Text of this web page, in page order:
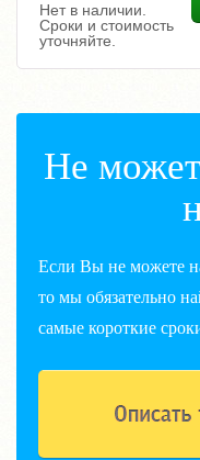
Нет в наличии.
Сроки и стоимость
уточняйте.
Не
Если Вы не можете
то мы обязательно
самые короткие